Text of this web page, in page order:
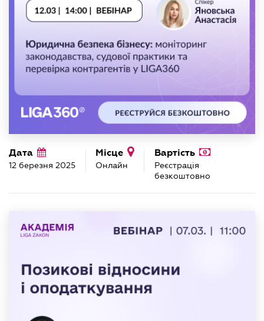
Дата
12 березня 2025
Місце
Онлайн
Вартість
Реєстрація
безкоштовно